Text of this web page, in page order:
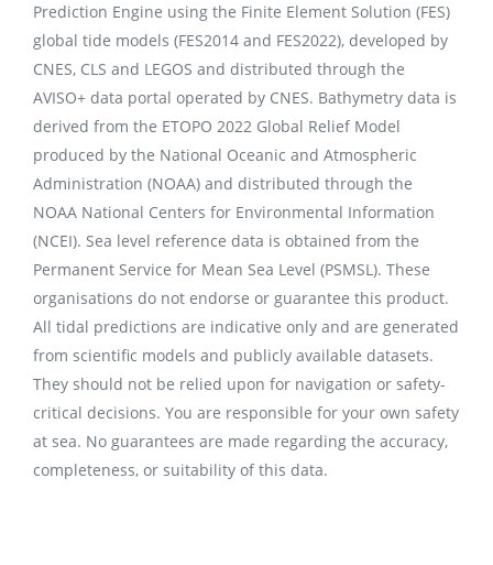
Prediction Engine using the Finite Element Solution (FES)
global tide models (FES2014 and FES2022), developed by
CNES, CLS and LEGOS and distributed through the
AVISO+ data portal operated by CNES. Bathymetry data is
derived from the ETOPO 2022 Global Relief Model
produced by the National Oceanic and Atmospheric
Administration (NOAA) and distributed through the
NOAA National Centers for Environmental Information
(NCEI). Sea level reference data is obtained from the
Permanent Service for Mean Sea Level (PSMSL). These
organisations do not endorse or guarantee this product.
All tidal predictions are indicative only and are generated
from scientific models and publicly available datasets.
They should not be relied upon for navigation or safety-
critical decisions. You are responsible for your own safety
at sea. No guarantees are made regarding the accuracy,
completeness, or suitability of this data.